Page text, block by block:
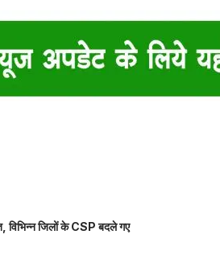
विभिन्न जिलों के CSP बदले गए